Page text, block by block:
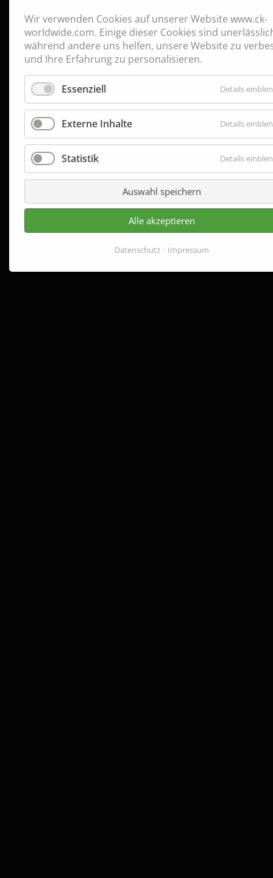
Wir verwenden Cookies auf unserer Website www.ck-
worldwide.com. Einige dieser Cookies sind
während andere uns helfen, unsere Website zu
und Ihre Erfahrung zu personalisieren.
Essenziell Details
Externe Inhalte Details
Statistik Details
Auswahl speichern
Alle akzeptieren
Datenschutz Impressum